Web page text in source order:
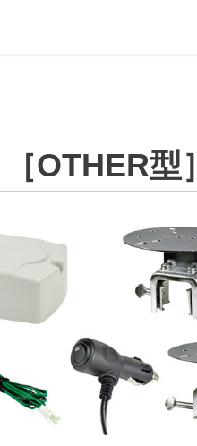
OTHER型］